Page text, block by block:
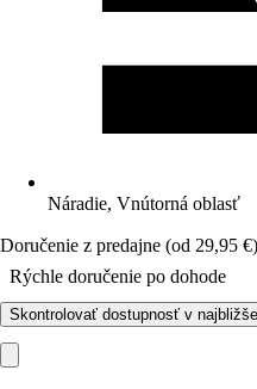
Náradie, Vnútorná oblasť
Doručenie z predajne (od 29,95 €)
Rýchle doručenie po dohode
Skontrolovať dostupnosť v